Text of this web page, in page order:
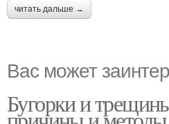
читать дальше →
Вас может
Бугорки и